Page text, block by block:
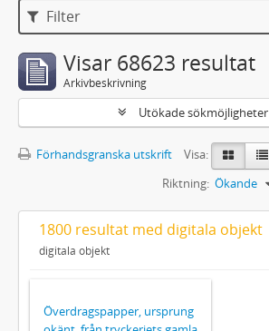
Filter
Visar 68623 resultat
Arkivbeskrivning
Utökade sökmöjligheter
Förhandsgranska utskrift
Visa:
Riktning: Ökande
1800 resultat med digitala objekt
digitala objekt
Överdragspapper, ursprung